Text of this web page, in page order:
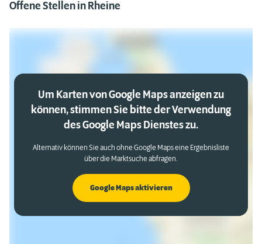
Offene Stellen in Rheine
Um Karten von Google Maps anzeigen zu
können, stimmen Sie bitte der Verwendung
des Google Maps Dienstes zu.
Alternativ können Sie auch ohne Google Maps eine Ergebnisliste
über die Marktsuche abfragen.
Google Maps aktivieren